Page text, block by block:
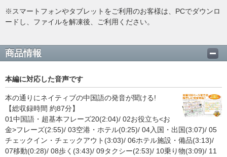
※スマートフォンやタブレットをご利用のお客様は、PCでダウンロ
ードし、ファイルを解凍後、ご利用ください。
商品情報
本編に対応した音声です
本の通りにネイティブの中国語の発音が聞ける!
【総収録時間 約87分】
01中国語・超基本フレーズ20(2:04)/ 02お役立ち<お
金>フレーズ(2:55)/ 03空港・ホテル(0:25)/ 04入国・出国(3:07)/ 05
チェックイン・チェックアウト(3:03)/ 06ホテル施設・備品(3:13)/
07移動(0:28)/ 08歩く(3:43)/ 09タクシー(2:53)/ 10乗り物(3:09)/ 11